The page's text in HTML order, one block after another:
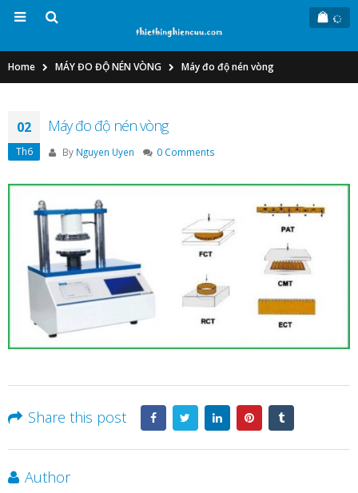
Home MÁY ĐO ĐỘ NÉN VÒNG Máy đo độ nén vòng
02
Th6
Máy đo độ nén vòng
By Nguyen Uyen 0 Comments
Share this post
Author